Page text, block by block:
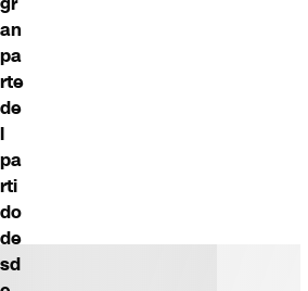
an
pa
rte
de
l
pa
rti
do
de
sd